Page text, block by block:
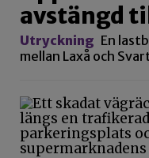
avstängd
Utryckning En
mellan Laxå och